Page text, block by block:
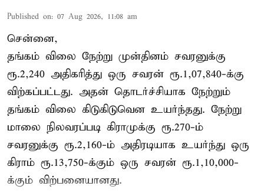
Published on: 07 Aug 2026, 11:08 am
சென்னை,
தங்கம் விலை நேற்று முன்தினம் சவரனுக்கு
ரூ.2,240 அதிகரித்து ஒரு சவரன் ரூ.1,07,840-க்கு
விற்கப்பட்டது. அதன் தொடர்ச்சியாக நேற்றும்
தங்கம் விலை கிடுகிடுவென உயர்ந்தது. நேற்று
மாலை நிலவரப்படி கிராமுக்கு ரூ.270-ம்
சவரனுக்கு ரூ.2,160-ம் அதிரடியாக உயர்ந்து ஒரு
கிராம் ரூ.13,750-க்கும் ஒரு சவரன் ரூ.1,10,000-
க்கும் விற்பனையானது.